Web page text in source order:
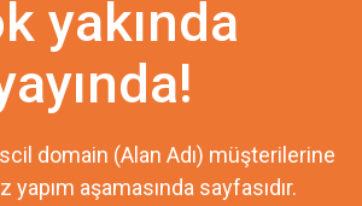
yakında
domain (Alan Adı) müşterilerine
aşamasında sayfasıdır.